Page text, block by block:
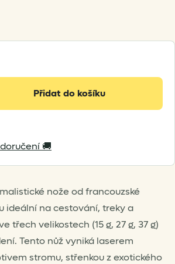
nože od francouzské
ideální na cestování, treky a
třech velikostech (15 g, 27 g, 37 g)
Tento nůž vyniká laserem
stromu, střenkou z exotického
Přidat do košíku
🚚